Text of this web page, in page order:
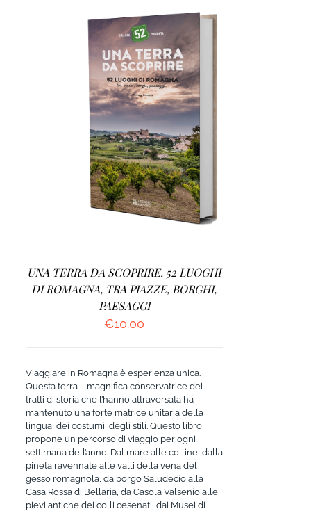
AGGIUNGI AL CARRELLO /
UNA TERRA DA SCOPRIRE. 52 LUOGHI
DI ROMAGNA, TRA PIAZZE, BORGHI,
PAESAGGI
€10.00
Viaggiare in Romagna è esperienza unica.
Questa terra – magnifica conservatrice dei
tratti di storia che l’hanno attraversata ha
mantenuto una forte matrice unitaria della
lingua, dei costumi, degli stili. Questo libro
propone un percorso di viaggio per ogni
settimana dell’anno. Dal mare alle colline, dalla
pineta ravennate alle valli della vena del
gesso romagnola, da borgo Saludecio alla
Casa Rossa di Bellaria, da Casola Valsenio alle
pievi antiche dei colli cesenati, dai Musei di